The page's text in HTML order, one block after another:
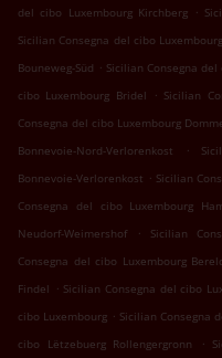
del cibo Luxembourg Kirchberg .
Sicilian Consegna del cibo
Bouneweg-Süd . Sicilian Consegna
cibo Luxembourg Bridel
. Sicilian
Consegna del cibo Luxembourg
Bonnevoie-Nord-Verlorenkost
.
Bonnevoie-Verlorenkost . Sicilian
Consegna del cibo Luxembourg
Neudorf-Weimershof
. Sicilian
Consegna del cibo Luxembourg
Findel . Sicilian Consegna del cibo
cibo Luxembourg . Sicilian Consegna
cibo Lëtzebuerg Rollengergronn
.